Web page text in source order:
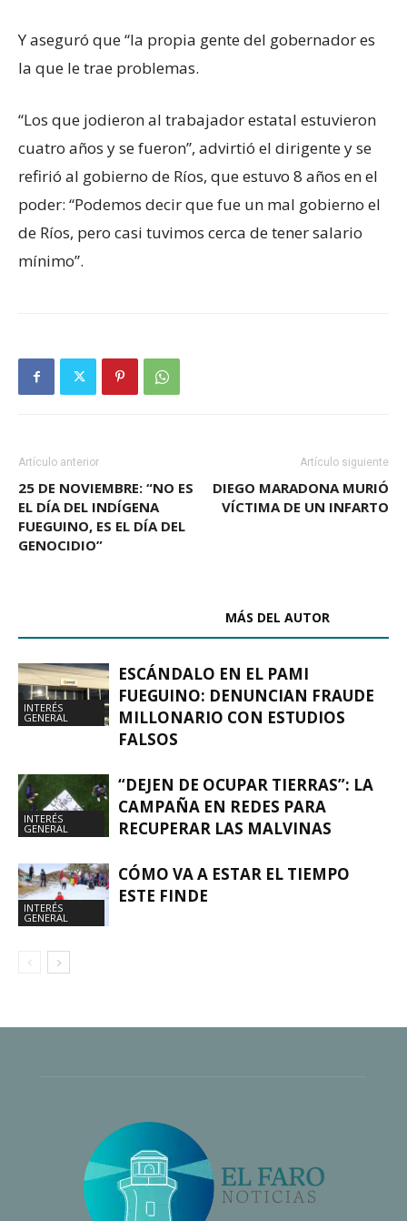
Y aseguró que “la propia gente del gobernador es
la que le trae problemas.
“Los que jodieron al trabajador estatal estuvieron
cuatro años y se fueron”, advirtió el dirigente y se
refirió al gobierno de Ríos, que estuvo 8 años en el
poder: “Podemos decir que fue un mal gobierno el
de Ríos, pero casi tuvimos cerca de tener salario
mínimo”.
Artículo anterior
25 DE NOVIEMBRE: “NO ES
EL DÍA DEL INDÍGENA
FUEGUINO, ES EL DÍA DEL
GENOCIDIO”
Artículo siguiente
DIEGO MARADONA MURIÓ
VÍCTIMA DE UN INFARTO
MÁS DEL AUTOR
INTERÉS
GENERAL
ESCÁNDALO EN EL PAMI
FUEGUINO: DENUNCIAN FRAUDE
MILLONARIO CON ESTUDIOS
FALSOS
INTERÉS
GENERAL
“DEJEN DE OCUPAR TIERRAS”: LA
CAMPAÑA EN REDES PARA
RECUPERAR LAS MALVINAS
INTERÉS
GENERAL
CÓMO VA A ESTAR EL TIEMPO
ESTE FINDE